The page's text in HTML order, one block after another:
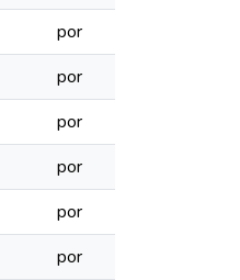
por
por
por
por
por
por